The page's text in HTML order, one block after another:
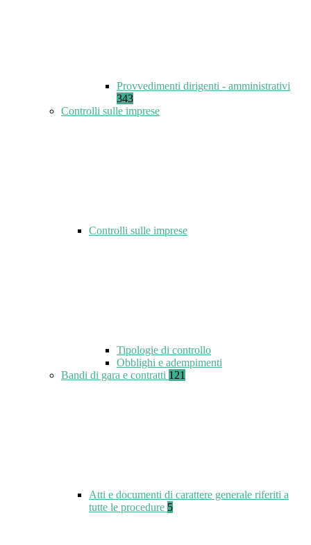
Provvedimenti dirigenti - amministrativi
343
Controlli sulle imprese
Controlli sulle imprese
Tipologie di controllo
Obblighi e adempimenti
Bandi di gara e contratti 121
Atti e documenti di carattere generale riferiti a
tutte le procedure 5